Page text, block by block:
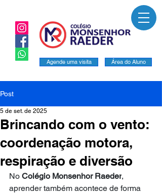
Agende uma visita Área do Aluno
Post
Brincando com o vento:
coordenação motora,
respiração e diversão
5 de set. de 2025
No Colégio Monsenhor Raeder,
aprender também acontece de forma